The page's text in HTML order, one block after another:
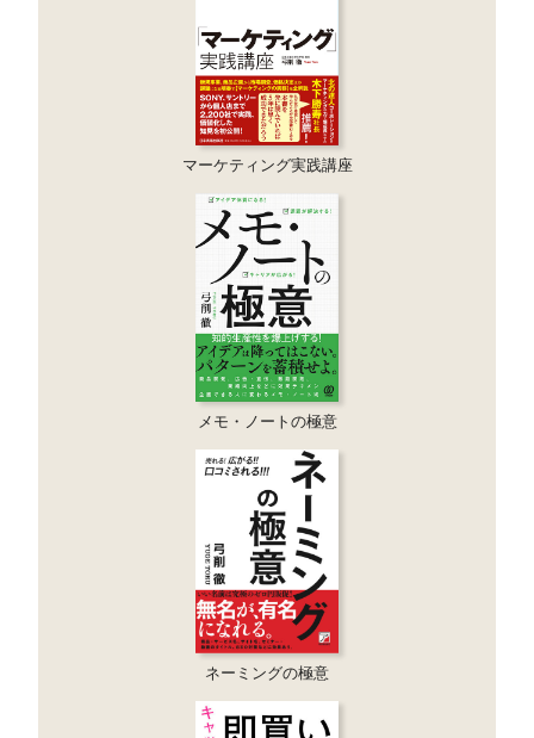
マーケティング実践講座
メモ・ノートの極意
ネーミングの極意